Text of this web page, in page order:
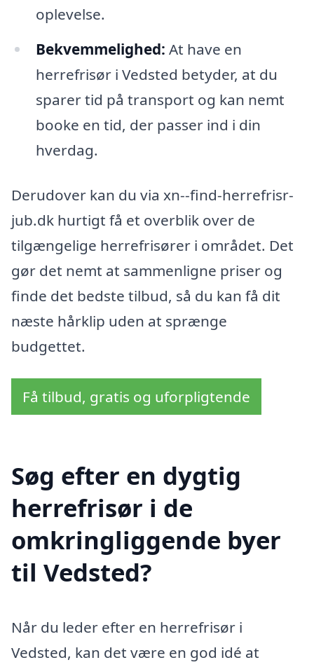
oplevelse.
Bekvemmelighed: At have en
herrefrisør i Vedsted betyder, at du
sparer tid på transport og kan nemt
booke en tid, der passer ind i din
hverdag.
Derudover kan du via xn--find-herrefrisr-
jub.dk hurtigt få et overblik over de
tilgængelige herrefrisører i området. Det
gør det nemt at sammenligne priser og
finde det bedste tilbud, så du kan få dit
næste hårklip uden at sprænge
budgettet.
Få tilbud, gratis og uforpligtende
Søg efter en dygtig
herrefrisør i de
omkringliggende byer
til Vedsted?
Når du leder efter en herrefrisør i
Vedsted, kan det være en god idé at